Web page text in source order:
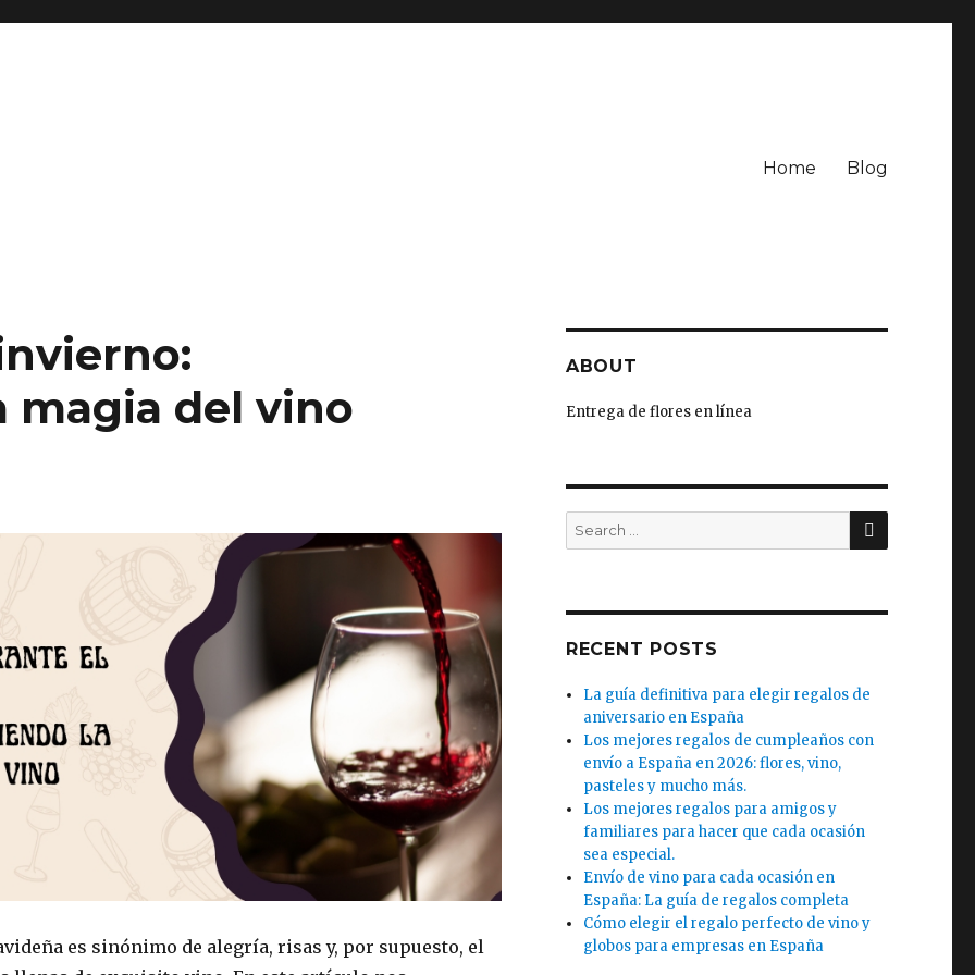
Home Blog
magia del vino
es sinónimo de alegría, risas y, por supuesto, el
ABOUT
Entrega de flores en línea
Search
for:
SEARCH
RECENT POSTS
La guía definitiva para elegir regalos de
aniversario en España
Los mejores regalos de cumpleaños con
envío a España en 2026: flores, vino,
pasteles y mucho más.
Los mejores regalos para amigos y
familiares para hacer que cada ocasión
sea especial.
Envío de vino para cada ocasión en
España: La guía de regalos completa
Cómo elegir el regalo perfecto de vino y
globos para empresas en España